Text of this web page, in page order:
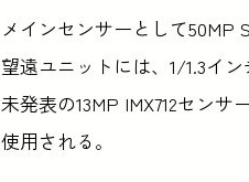
メインセンサーとして50MP
望遠ユニットには、1/1.3イン
未発表の13MP IMX712セン
使用される。